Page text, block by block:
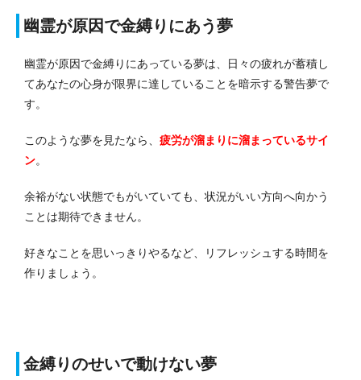
幽霊が原因で金縛りにあう夢
幽霊が原因で金縛りにあっている夢は、日々の疲れが蓄積し
てあなたの心身が限界に達していることを暗示する警告夢で
す。
このような夢を見たなら、 疲労が溜まりに溜まっているサイ
ン。
余裕がない状態でもがいていても、状況がいい方向へ向かう
ことは期待できません。
好きなことを思いっきりやるなど、リフレッシュする時間を
作りましょう。
金縛りのせいで動けない夢